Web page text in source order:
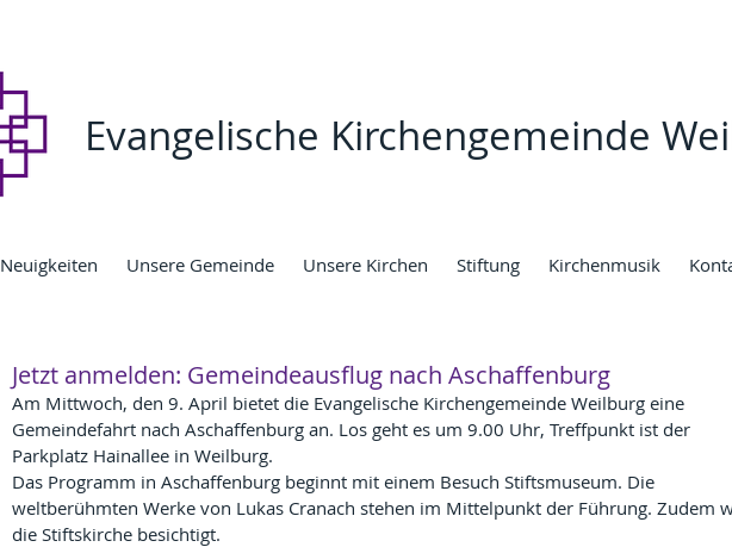
Evangelische Kirchengemeinde
Neuigkeiten Unsere Gemeinde Unsere Kirchen Stiftung Kirchenmusik
Jetzt anmelden: Gemeindeausflug nach Aschaffenburg
Am Mittwoch, den 9. April bietet die Evangelische Kirchengemeinde Weilburg eine
Gemeindefahrt nach Aschaffenburg an. Los geht es um 9.00 Uhr, Treffpunkt ist der
Parkplatz Hainallee in Weilburg.
Das Programm in Aschaffenburg beginnt mit einem Besuch Stiftsmuseum. Die
weltberühmten Werke von Lukas Cranach stehen im Mittelpunkt der Führung. Zudem
die Stiftskirche besichtigt.